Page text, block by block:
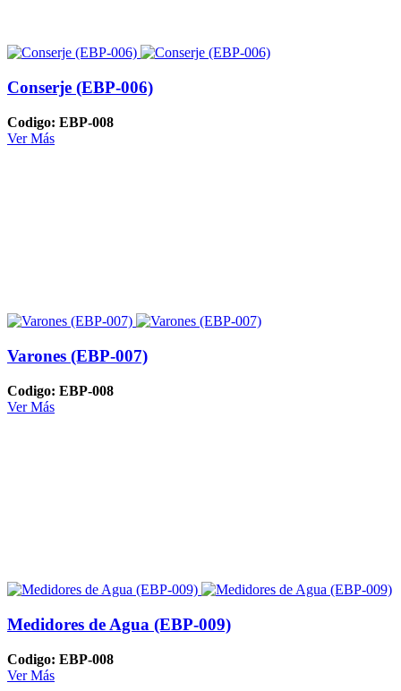
Conserje (EBP-006)
Codigo: EBP-008
Ver Más
Varones (EBP-007)
Codigo: EBP-008
Ver Más
Medidores de Agua (EBP-009)
Codigo: EBP-008
Ver Más